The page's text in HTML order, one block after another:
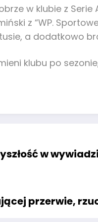
w klubie z
z “WP.
a dodatkowo
klubu po
w
przerwie,